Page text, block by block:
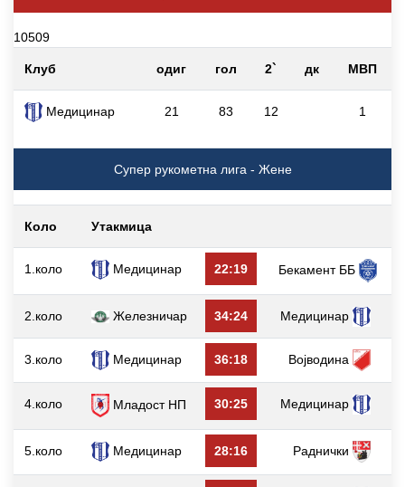
10509
Клуб одиг гол 2` дк МВП
Медицинар 21 83 12 1
Супер рукометна лига - Жене
Коло Утакмица
1.коло Медицинар 22:19 Бекамент ББ
2.коло Железничар 34:24 Медицинар
3.коло Медицинар 36:18 Војводина
4.коло Младост НП 30:25 Медицинар
5.коло Медицинар 28:16 Раднички